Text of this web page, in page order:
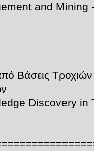
and Mining
Βάσεις Τροχιών
Discovery in